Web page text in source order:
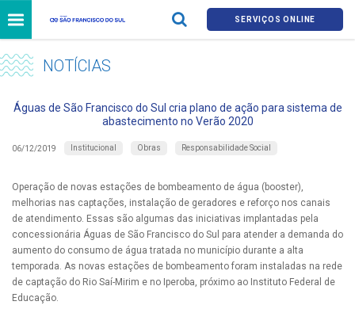
SERVIÇOS ONLINE
NOTÍCIAS
Águas de São Francisco do Sul cria plano de ação para sistema de
abastecimento no Verão 2020
06/12/2019 Institucional Obras Responsabilidade Social
Operação de novas estações de bombeamento de água (booster),
melhorias nas captações, instalação de geradores e reforço nos canais
de atendimento. Essas são algumas das iniciativas implantadas pela
concessionária Águas de São Francisco do Sul para atender a demanda do
aumento do consumo de água tratada no município durante a alta
temporada. As novas estações de bombeamento foram instaladas na rede
de captação do Rio Saí-Mirim e no Iperoba, próximo ao Instituto Federal de
Educação.